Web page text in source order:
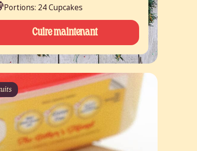
Portions: 24 Cupcakes
Cuire maintenant